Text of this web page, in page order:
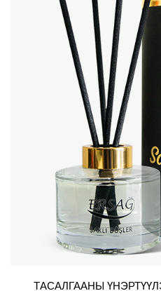
ТАСАЛГААНЫ